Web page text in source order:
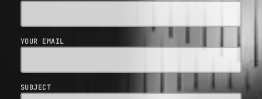
YOUR EMAIL
SUBJECT